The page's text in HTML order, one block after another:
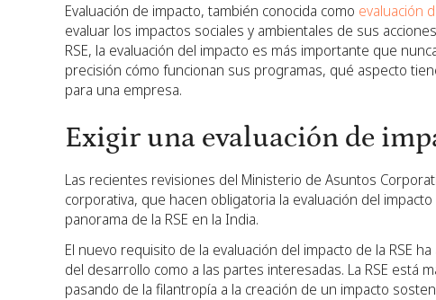
Evaluación de impacto, también conocida como evaluación
evaluar los impactos sociales y ambientales de sus
RSE, la evaluación del impacto es más importante que
precisión cómo funcionan sus programas, qué aspecto
para una empresa.
Exigir una evaluación de
Las recientes revisiones del Ministerio de Asuntos
corporativa, que hacen obligatoria la evaluación del
panorama de la RSE en la India.
El nuevo requisito de la evaluación del impacto de la RSE
del desarrollo como a las partes interesadas. La RSE está
pasando de la filantropía a la creación de un impacto